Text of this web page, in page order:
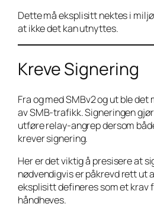
Dette må eksplisitt nektes i
at ikke det kan utnyttes.
Kreve Signering
Fra og med SMBv2 og ut ble
av SMB-trafikk. Signeringen
utføre relay-angrep dersom
krever signering.
Her er det viktig å presisere at
nødvendigvis er påkrevd rett ut
eksplisitt defineres som et krav
håndheves.